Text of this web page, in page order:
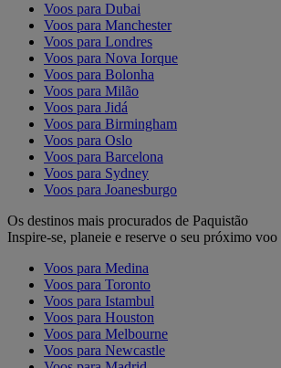
Voos para Dubai
Voos para Manchester
Voos para Londres
Voos para Nova Iorque
Voos para Bolonha
Voos para Milão
Voos para Jidá
Voos para Birmingham
Voos para Oslo
Voos para Barcelona
Voos para Sydney
Voos para Joanesburgo
Os destinos mais procurados de Paquistão
Inspire-se, planeie e reserve o seu próximo
Voos para Medina
Voos para Toronto
Voos para Istambul
Voos para Houston
Voos para Melbourne
Voos para Newcastle